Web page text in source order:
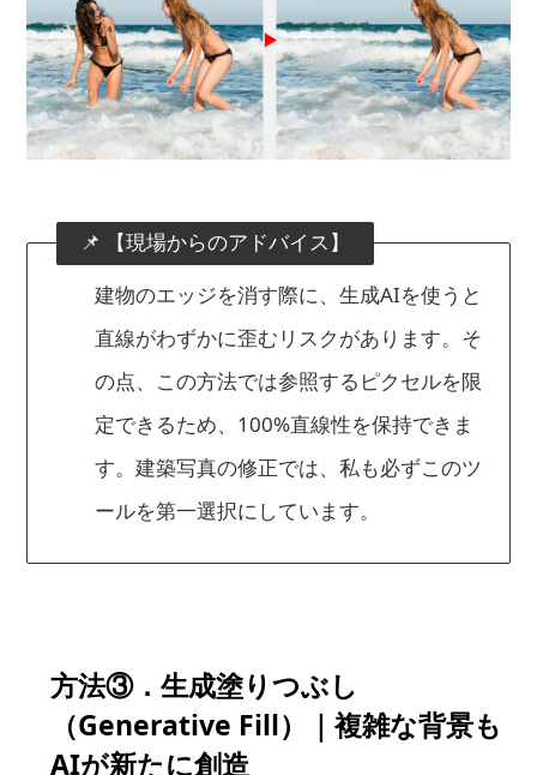
📌 【現場からのアドバイス】
建物のエッジを消す際に、生成AIを使うと
直線がわずかに歪むリスクがあります。そ
の点、この方法では参照するピクセルを限
定できるため、100%直線性を保持できま
す。建築写真の修正では、私も必ずこのツ
ールを第一選択にしています。
方法③．生成塗りつぶし
（Generative Fill）｜複雑な背景も
AIが新たに創造